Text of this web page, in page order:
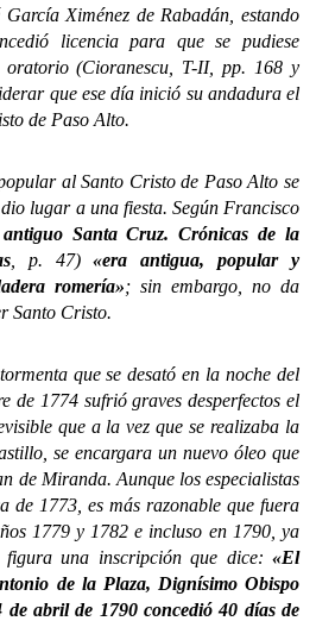
Ximénez de Rabadán, estando
licencia para que se pudiese
(Cioranescu, T-II, pp. 168 y
que ese día inició su andadura el
de Paso Alto.
al Santo Cristo de Paso Alto se
lugar a una fiesta. Según Francisco
Santa Cruz. Crónicas de la
, p. 47)«era antigua, popular y
romería»; sin embargo, no da
Santo Cristo.
que se desató en la noche del
de 1774 sufrió graves desperfectos el
que a la vez que se realizaba la
se encargara un nuevo óleo que
de Miranda. Aunque los especialistas
de 1773, es más razonable que fuera
1779 y 1782 e incluso en 1790, ya
una inscripción que dice: «El
de la Plaza, Dignísimo Obispo
de abril de 1790 concedió 40 días de